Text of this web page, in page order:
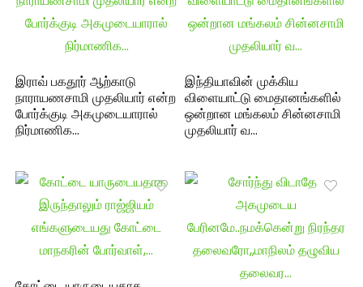
இராவ் பகதூர் ஆற்காடு
நாராயணசாமி முதலியார் என்ற
போர்க்குடி அகமுடையாரால்
நிர்மாணிக…
இந்தியாவின் முக்கிய
விளையாட்டு மைதானங்களில்
ஒன்றான மங்கலம் சின்னசாமி
முதலியார் வ…